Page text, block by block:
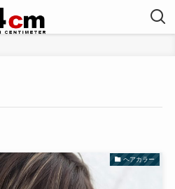
ヘアカラー